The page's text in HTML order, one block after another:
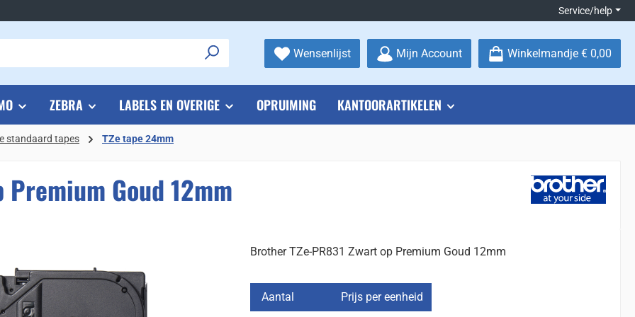
Service/help
WensenlijstJe hebt 0 items op je verlanglijstje
Mijn Account Winkelmandje € 0,00
ZEBRA LABELS EN OVERIGE OPRUIMING KANTOORARTIKELEN
standaard tapes TZe tape 24mm
Goud 12mm
Brother TZe-PR831 Zwart op Premium Goud 12mm
Aantal Prijs per eenheid